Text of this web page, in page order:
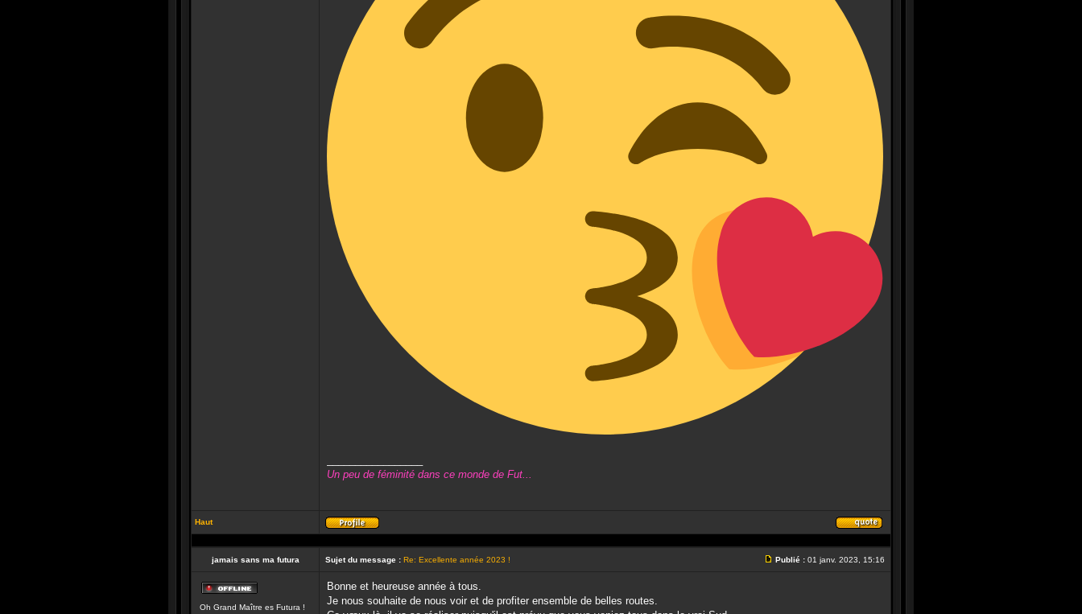
Un peu de féminité dans ce monde de Fut...
Haut
Profil
Répondre
le
jamais sans ma futura Sujet du message : Re: Excellente année 2023 !
Publié : 01 janv. 2023, 15:16
ligne
Oh Grand Maître es Futura !
Bonne et heureuse année à tous.
Je nous souhaite de nous voir et de profiter ensemble de belles routes.